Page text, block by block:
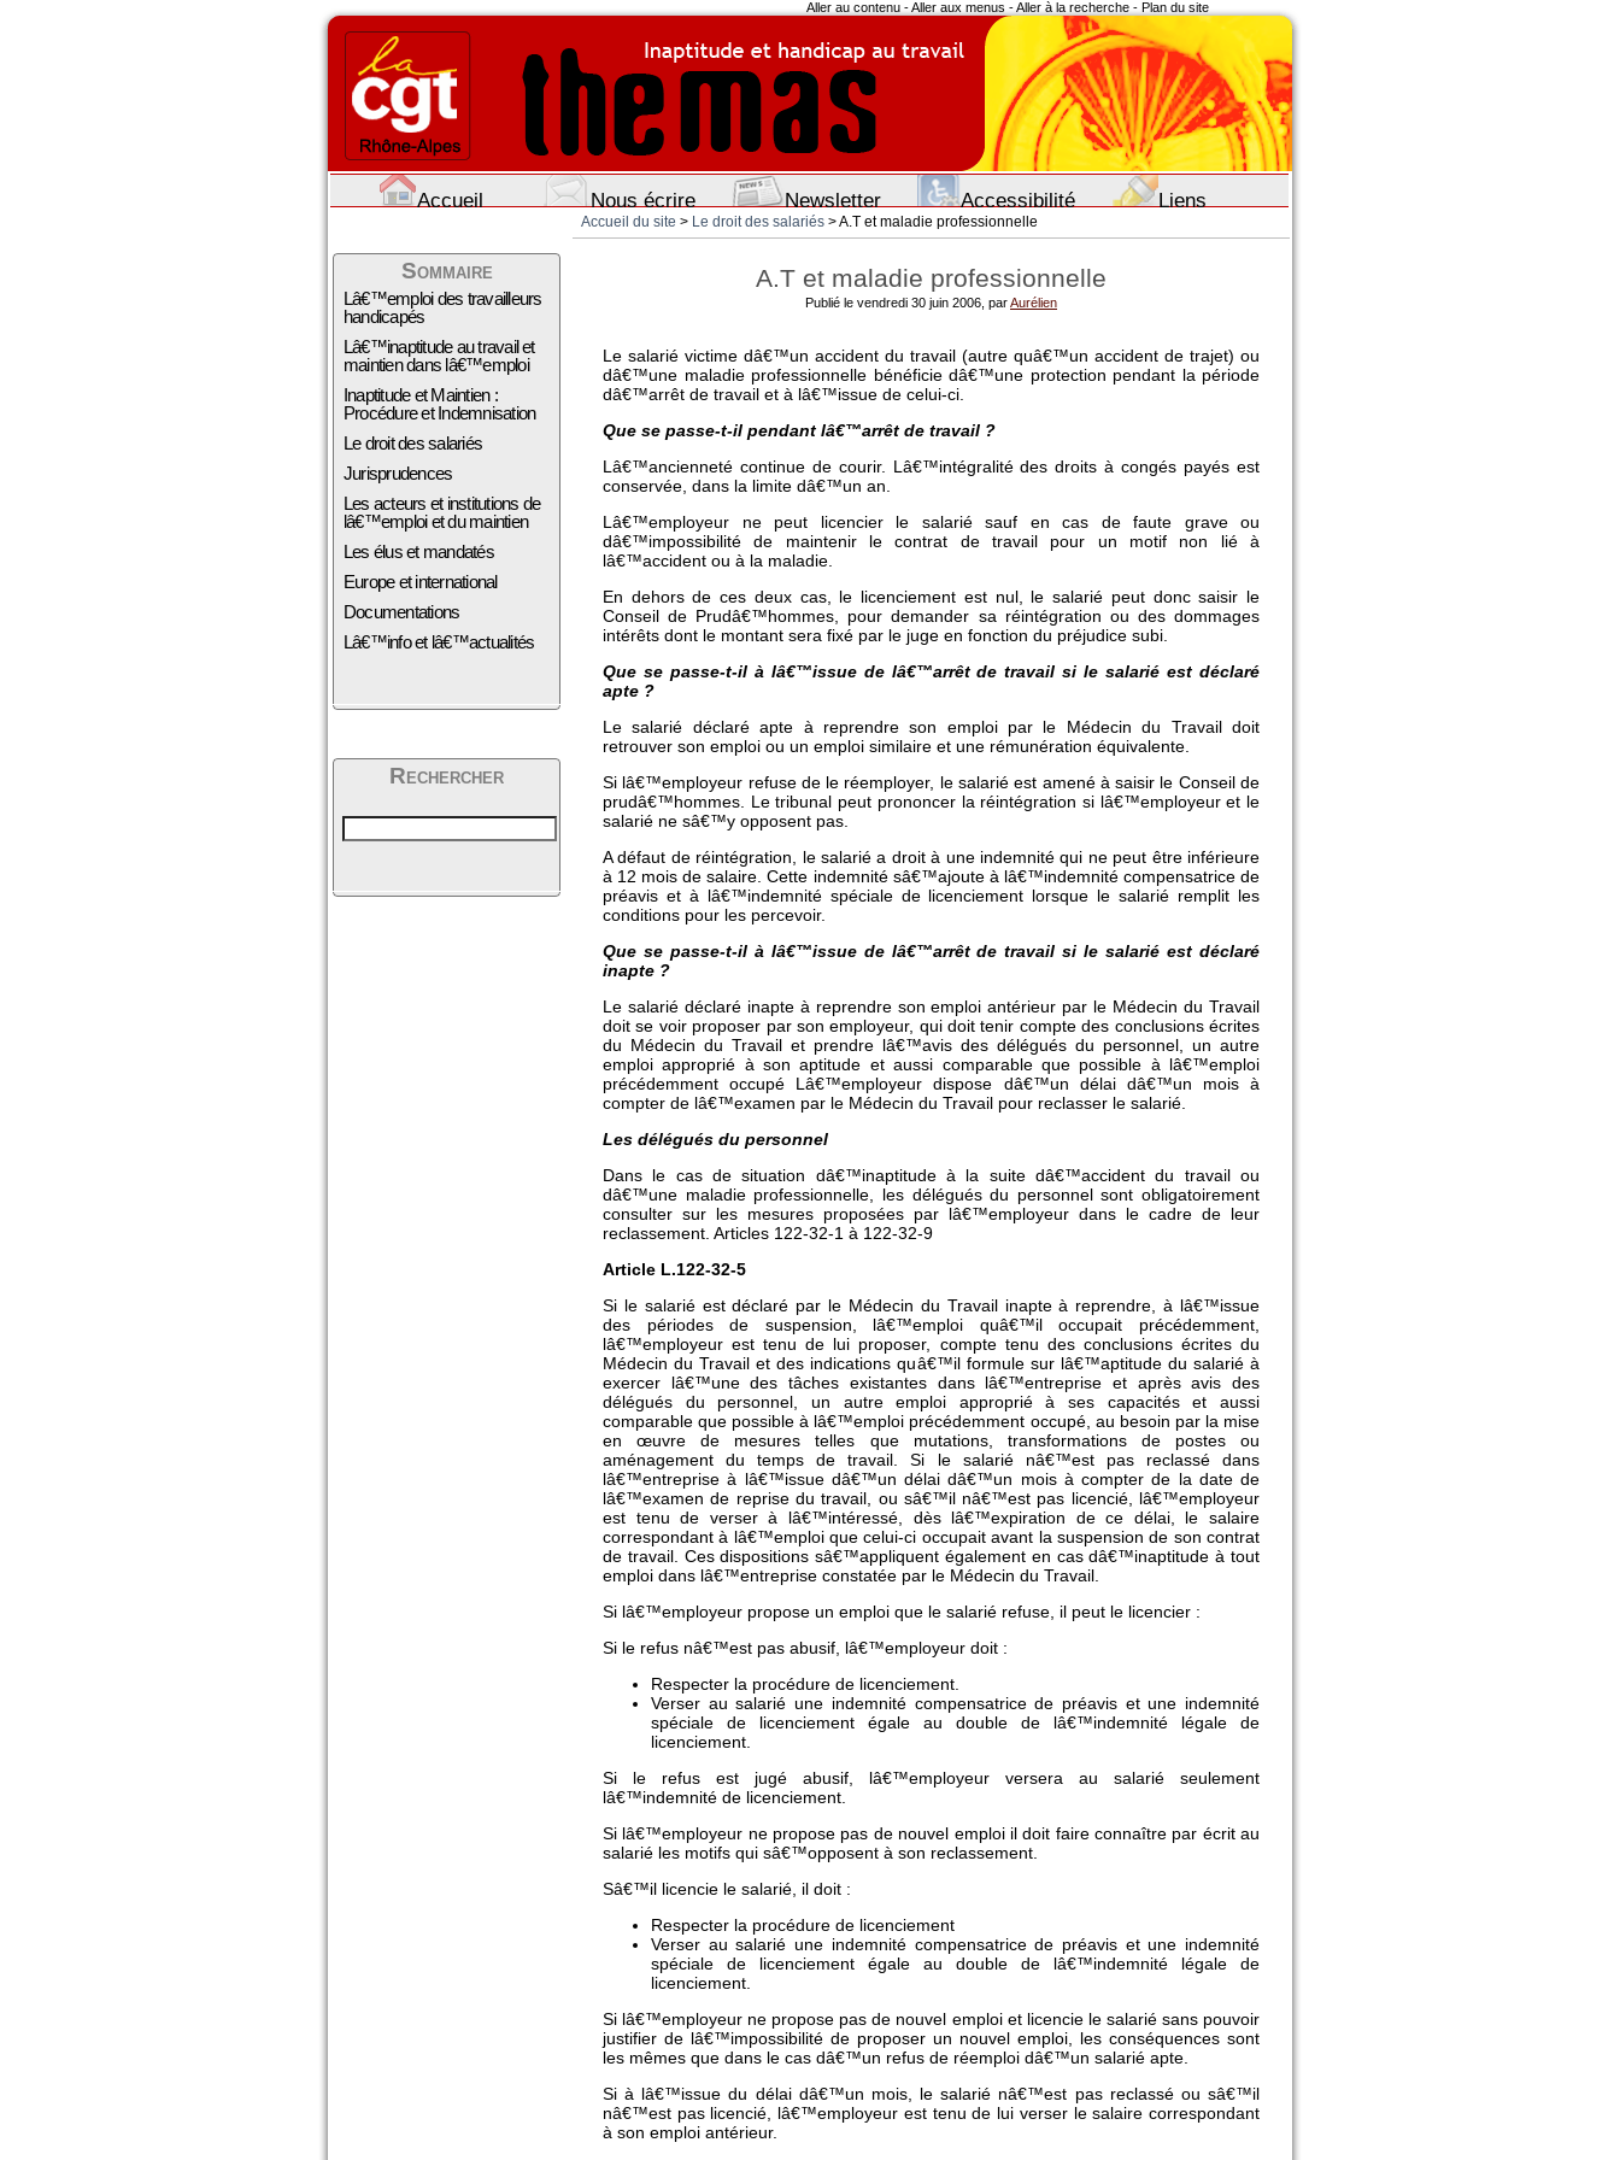
Aller au contenu -Aller aux menus -Aller à la recherche - Plan du site
Accueil Nous écrire Newsletter Accessibilité Liens
Accueil du site > Le droit des salariés > A.T et maladie professionnelle
Sommaire
Lâ€™emploi des travailleurs
handicapés
Lâ€™inaptitude au travail et
maintien dans lâ€™emploi
Inaptitude et Maintien :
Procédure et Indemnisation
Le droit des salariés
Jurisprudences
Les acteurs et institutions de
lâ€™emploi et du maintien
Les élus et mandatés
Europe et international
Documentations
Lâ€™info et lâ€™actualités
Rechercher
A.T et maladie professionnelle
Publié le vendredi 30 juin 2006, parAurélien
Le salarié victime dâ€™un accident du travail (autre quâ€™un accident de trajet) ou
dâ€™une maladie professionnelle bénéficie dâ€™une protection pendant la période
dâ€™arrêt de travail et à lâ€™issue de celui-ci.
Que se passe-t-il pendant lâ€™arrêt de travail ?
Lâ€™ancienneté continue de courir. Lâ€™intégralité des droits à congés payés est
conservée, dans la limite dâ€™un an.
Lâ€™employeur ne peut licencier le salarié sauf en cas de faute grave ou
dâ€™impossibilité de maintenir le contrat de travail pour un motif non lié à
lâ€™accident ou à la maladie.
En dehors de ces deux cas, le licenciement est nul, le salarié peut donc saisir le
Conseil de Prudâ€™hommes, pour demander sa réintégration ou des dommages
intérêts dont le montant sera fixé par le juge en fonction du préjudice subi.
Que se passe-t-il à lâ€™issue de lâ€™arrêt de travail si le salarié est déclaré
apte ?
Le salarié déclaré apte à reprendre son emploi par le Médecin du Travail doit
retrouver son emploi ou un emploi similaire et une rémunération équivalente.
Si lâ€™employeur refuse de le réemployer, le salarié est amené à saisir le Conseil de
prudâ€™hommes. Le tribunal peut prononcer la réintégration si lâ€™employeur et le
salarié ne sâ€™y opposent pas.
A défaut de réintégration, le salarié a droit à une indemnité qui ne peut être inférieure
à 12 mois de salaire. Cette indemnité sâ€™ajoute à lâ€™indemnité compensatrice de
préavis et à lâ€™indemnité spéciale de licenciement lorsque le salarié remplit les
conditions pour les percevoir.
Que se passe-t-il à lâ€™issue de lâ€™arrêt de travail si le salarié est déclaré
inapte ?
Le salarié déclaré inapte à reprendre son emploi antérieur par le Médecin du Travail
doit se voir proposer par son employeur, qui doit tenir compte des conclusions écrites
du Médecin du Travail et prendre lâ€™avis des délégués du personnel, un autre
emploi approprié à son aptitude et aussi comparable que possible à lâ€™emploi
précédemment occupé Lâ€™employeur dispose dâ€™un délai dâ€™un mois à
compter de lâ€™examen par le Médecin du Travail pour reclasser le salarié.
Les délégués du personnel
Dans le cas de situation dâ€™inaptitude à la suite dâ€™accident du travail ou
dâ€™une maladie professionnelle, les délégués du personnel sont obligatoirement
consulter sur les mesures proposées par lâ€™employeur dans le cadre de leur
reclassement. Articles 122-32-1 à 122-32-9
Article L.122-32-5
Si le salarié est déclaré par le Médecin du Travail inapte à reprendre, à lâ€™issue
des périodes de suspension, lâ€™emploi quâ€™il occupait précédemment,
lâ€™employeur est tenu de lui proposer, compte tenu des conclusions écrites du
Médecin du Travail et des indications quâ€™il formule sur lâ€™aptitude du salarié à
exercer lâ€™une des tâches existantes dans lâ€™entreprise et après avis des
délégués du personnel, un autre emploi approprié à ses capacités et aussi
comparable que possible à lâ€™emploi précédemment occupé, au besoin par la mise
en œuvre de mesures telles que mutations, transformations de postes ou
aménagement du temps de travail. Si le salarié nâ€™est pas reclassé dans
lâ€™entreprise à lâ€™issue dâ€™un délai dâ€™un mois à compter de la date de
lâ€™examen de reprise du travail, ou sâ€™il nâ€™est pas licencié, lâ€™employeur
est tenu de verser à lâ€™intéressé, dès lâ€™expiration de ce délai, le salaire
correspondant à lâ€™emploi que celui-ci occupait avant la suspension de son contrat
de travail. Ces dispositions sâ€™appliquent également en cas dâ€™inaptitude à tout
emploi dans lâ€™entreprise constatée par le Médecin du Travail.
Si lâ€™employeur propose un emploi que le salarié refuse, il peut le licencier :
Si le refus nâ€™est pas abusif, lâ€™employeur doit :
Respecter la procédure de licenciement.
Verser au salarié une indemnité compensatrice de préavis et une indemnité
spéciale de licenciement égale au double de lâ€™indemnité légale de
licenciement.
Si le refus est jugé abusif, lâ€™employeur versera au salarié seulement
lâ€™indemnité de licenciement.
Si lâ€™employeur ne propose pas de nouvel emploi il doit faire connaître par écrit au
salarié les motifs qui sâ€™opposent à son reclassement.
Sâ€™il licencie le salarié, il doit :
Respecter la procédure de licenciement
Verser au salarié une indemnité compensatrice de préavis et une indemnité
spéciale de licenciement égale au double de lâ€™indemnité légale de
licenciement.
Si lâ€™employeur ne propose pas de nouvel emploi et licencie le salarié sans pouvoir
justifier de lâ€™impossibilité de proposer un nouvel emploi, les conséquences sont
les mêmes que dans le cas dâ€™un refus de réemploi dâ€™un salarié apte.
Si à lâ€™issue du délai dâ€™un mois, le salarié nâ€™est pas reclassé ou sâ€™il
nâ€™est pas licencié, lâ€™employeur est tenu de lui verser le salaire correspondant
à son emploi antérieur.